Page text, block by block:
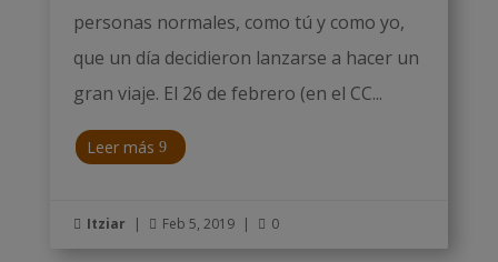
personas normales, como tú y como yo,
que un día decidieron lanzarse a hacer un
gran viaje. El 26 de febrero (en el CC...
Leer más
 Itziar |  Feb 5, 2019 |  0